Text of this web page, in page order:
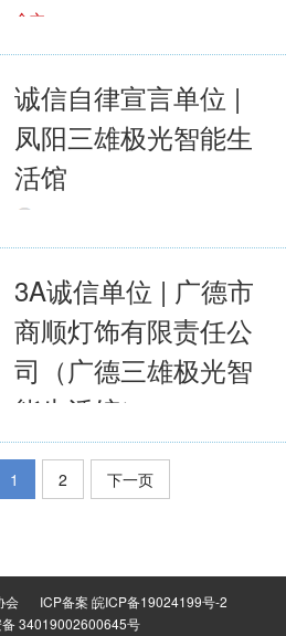
全文
诚信自律宣言单位 |
凤阳三雄极光智能生
活馆
全文
3A诚信单位 | 广德市
商顺灯饰有限责任公
司（广德三雄极光智
能生活馆）
全文
1 2 下一页
会
ICP备案 皖ICP备19024199号-2
34019002600645号